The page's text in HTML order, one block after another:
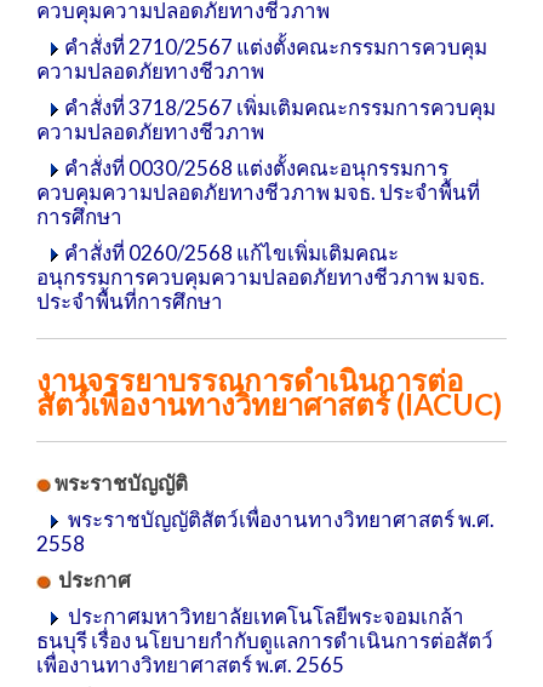
ควบคุมความปลอดภัยทางชีวภาพ
คำสั่งที่ 2710/2567 แต่งตั้งคณะกรรมการควบคุม
ความปลอดภัยทางชีวภาพ
คำสั่งที่ 3718/2567 เพิ่มเติมคณะกรรมการควบคุม
ความปลอดภัยทางชีวภาพ
คำสั่งที่ 0030/2568 แต่งตั้งคณะอนุกรรมการ
ควบคุมความปลอดภัยทางชีวภาพ มจธ. ประจำพื้นที่
การศึกษา
คำสั่งที่ 0260/2568 แก้ไขเพิ่มเติมคณะ
อนุกรรมการควบคุมความปลอดภัยทางชีวภาพ มจธ.
ประจำพื้นที่การศึกษา
งานจรรยาบรรณการดำเนินการต่อ
สัตว์เพื่องานทางวิทยาศาสตร์ (IACUC)
พระราชบัญญัติ
พระราชบัญญัติสัตว์เพื่องานทางวิทยาศาสตร์ พ.ศ.
2558
ประกาศ
ประกาศมหาวิทยาลัยเทคโนโลยีพระจอมเกล้า
ธนบุรี เรื่อง นโยบายกำกับดูแลการดำเนินการต่อสัตว์
เพื่องานทางวิทยาศาสตร์ พ.ศ. 2565